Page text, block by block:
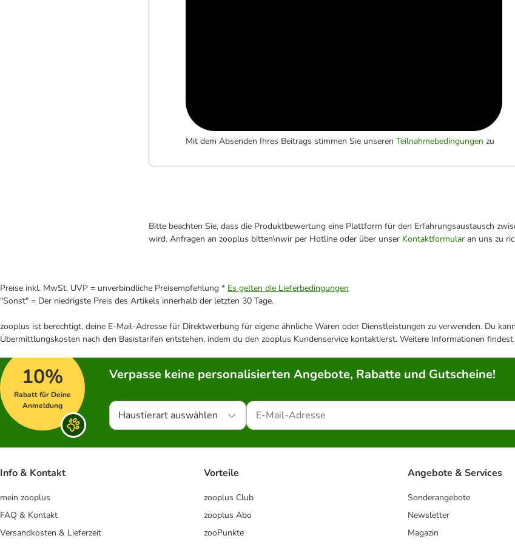
Mit dem Absenden Ihres Beitrags stimmen Sie unseren Teilnahmebedingungen zu
Bitte beachten Sie, dass die Produktbewertung eine Plattform für den Erfahrungsaustausch
wird. Anfragen an zooplus bitten\nwir per Hotline oder über unser Kontaktformular an uns zu
Preise inkl. MwSt. UVP = unverbindliche Preisempfehlung * Es gelten die Lieferbedingungen
"Sonst" = Der niedrigste Preis des Artikels innerhalb der letzten 30 Tage.
zooplus ist berechtigt, deine E-Mail-Adresse für Direktwerbung für eigene ähnliche Waren oder Dienstleistungen zu verwenden. Du
Übermittlungskosten nach den Basistarifen entstehen, indem du den zooplus Kundenservice kontaktierst. Weitere Informationen
10%
Rabatt für Deine
Anmeldung
Verpasse keine personalisierten Angebote, Rabatte und Gutscheine!
Haustierart auswählen
Info & Kontakt
mein zooplus
FAQ & Kontakt
Versandkosten & Lieferzeit
Vorteile
zooplus Club
zooplus Abo
zooPunkte
Angebote & Services
Sonderangebote
Newsletter
Magazin